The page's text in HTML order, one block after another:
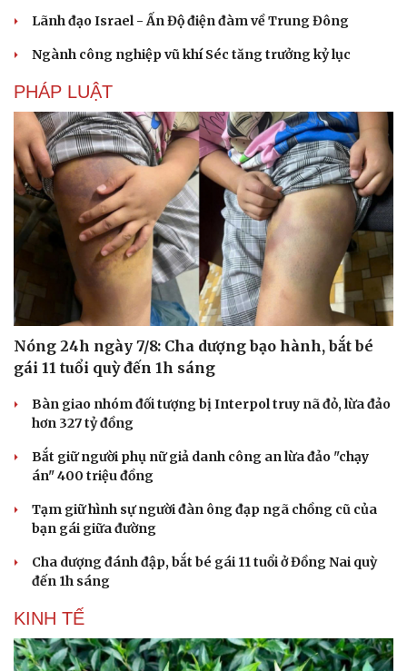
Săn Tour
Đọc truyện đêm khuya
Kể chuyện cho bé
Lãnh đạo Israel - Ấn Độ điện đàm về Trung Đông
Ngành công nghiệp vũ khí Séc tăng trưởng kỷ lục
PHÁP LUẬT
Nóng 24h ngày 7/8: Cha dượng bạo hành, bắt bé
gái 11 tuổi quỳ đến 1h sáng
Bàn giao nhóm đối tượng bị Interpol truy nã đỏ, lừa đảo
hơn 327 tỷ đồng
Bắt giữ người phụ nữ giả danh công an lừa đảo "chạy
án" 400 triệu đồng
Tạm giữ hình sự người đàn ông đạp ngã chồng cũ của
bạn gái giữa đường
Cha dượng đánh đập, bắt bé gái 11 tuổi ở Đồng Nai quỳ
đến 1h sáng
KINH TẾ